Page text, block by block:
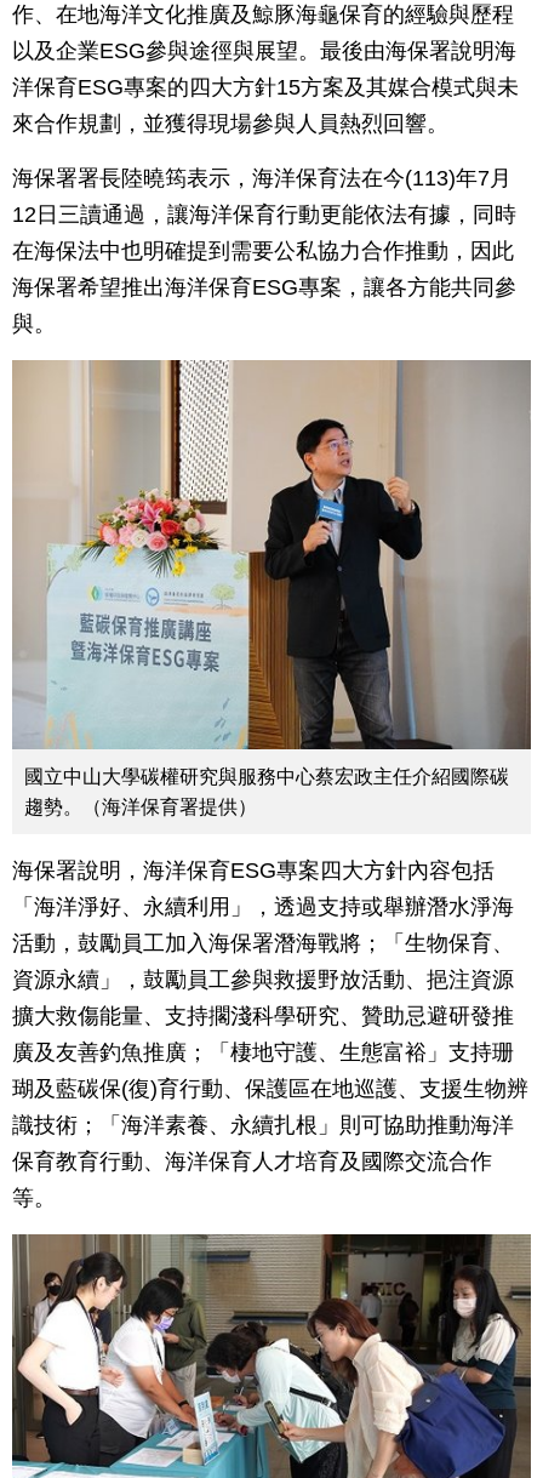
作、在地海洋文化推廣及鯨豚海龜保育的經驗與歷程
以及企業ESG參與途徑與展望。最後由海保署說明海
洋保育ESG專案的四大方針15方案及其媒合模式與未
來合作規劃，並獲得現場參與人員熱烈回響。
海保署署長陸曉筠表示，海洋保育法在今(113)年7月
12日三讀通過，讓海洋保育行動更能依法有據，同時
在海保法中也明確提到需要公私協力合作推動，因此
海保署希望推出海洋保育ESG專案，讓各方能共同參
與。
國立中山大學碳權研究與服務中心蔡宏政主任介紹國際碳
趨勢。（海洋保育署提供）
海保署說明，海洋保育ESG專案四大方針內容包括
「海洋淨好、永續利用」，透過支持或舉辦潛水淨海
活動，鼓勵員工加入海保署潛海戰將；「生物保育、
資源永續」，鼓勵員工參與救援野放活動、挹注資源
擴大救傷能量、支持擱淺科學研究、贊助忌避研發推
廣及友善釣魚推廣；「棲地守護、生態富裕」支持珊
瑚及藍碳保(復)育行動、保護區在地巡護、支援生物辨
識技術；「海洋素養、永續扎根」則可協助推動海洋
保育教育行動、海洋保育人才培育及國際交流合作
等。